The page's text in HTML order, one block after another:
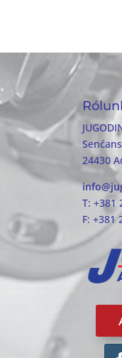
24430
T: +381
F: +381